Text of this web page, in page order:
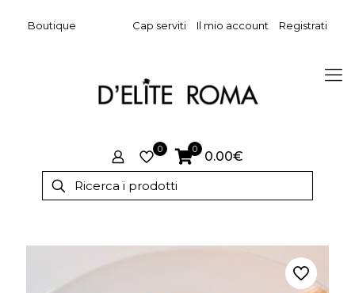
Boutique Cap serviti Il mio account Registrati
0 0 0.00€